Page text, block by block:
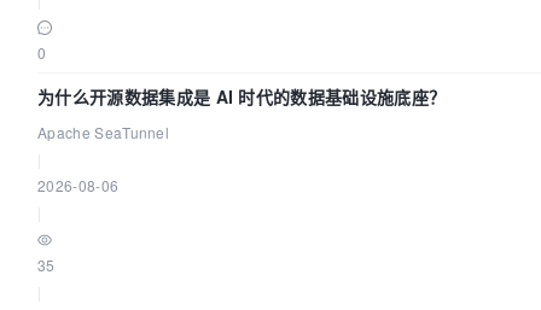
0
为什么开源数据集成是 AI 时代的数据基础设施底座？
Apache SeaTunnel
2026-08-06
35